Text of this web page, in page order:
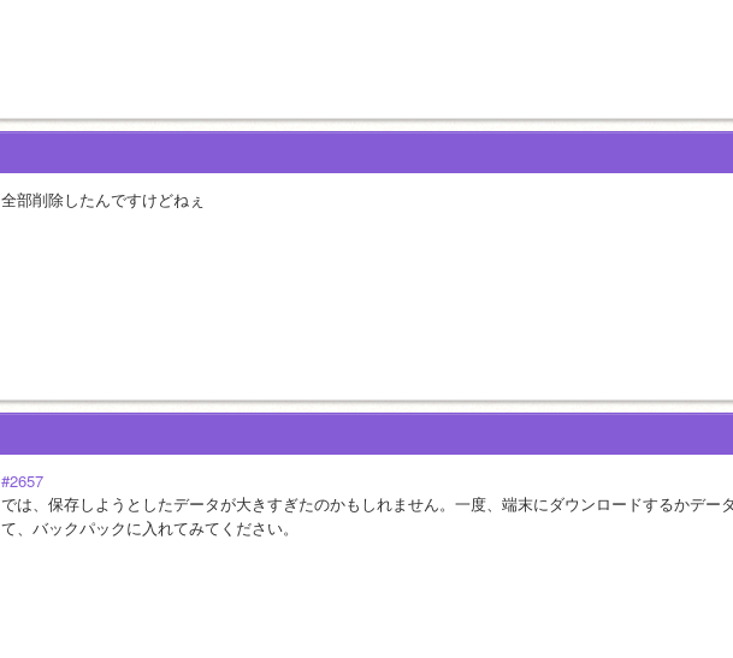
全部削除したんですけどねぇ
#2657
では、保存しようとしたデータが大きすぎたのかもしれません。一度、端末にダウンロードするかデー
て、バックパックに入れてみてください。